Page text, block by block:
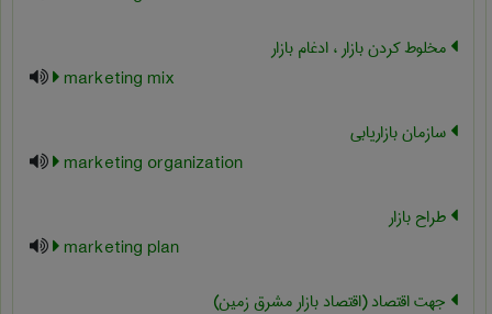
مخلوط کردن بازار ، ادغام بازار
marketing mix
سازمان بازاریابی
marketing organization
طراح بازار
marketing plan
جهت اقتصاد (اقتصاد بازار مشرق زمین)